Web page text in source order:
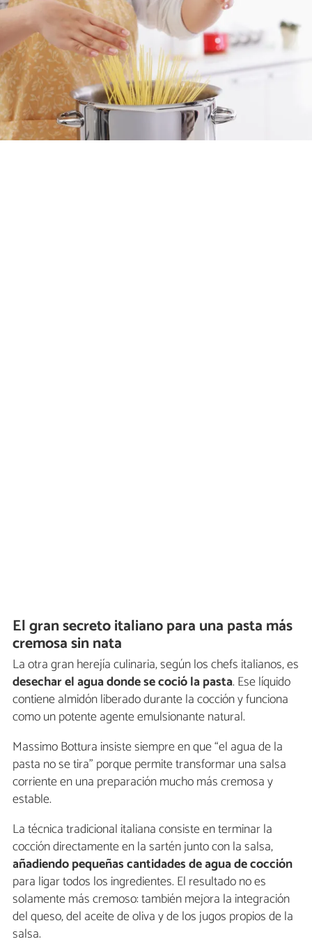
El gran secreto italiano para una pasta más
cremosa sin nata
La otra gran herejía culinaria, según los chefs italianos, es
desechar el agua donde se coció la pasta. Ese líquido
contiene almidón liberado durante la cocción y funciona
como un potente agente emulsionante natural.
Massimo Bottura insiste siempre en que “el agua de la
pasta no se tira” porque permite transformar una salsa
corriente en una preparación mucho más cremosa y
estable.
La técnica tradicional italiana consiste en terminar la
cocción directamente en la sartén junto con la salsa,
añadiendo pequeñas cantidades de agua de cocción
para ligar todos los ingredientes. El resultado no es
solamente más cremoso: también mejora la integración
del queso, del aceite de oliva y de los jugos propios de la
salsa.